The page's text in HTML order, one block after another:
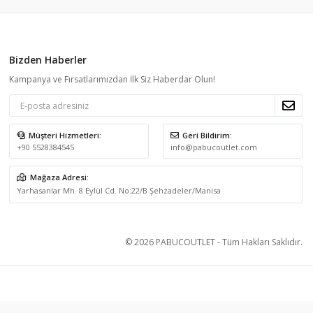
Bizden Haberler
Kampanya ve Fırsatlarımızdan İlk Siz Haberdar Olun!
Müşteri Hizmetleri:
+90 5528384545
Geri Bildirim:
info@pabucoutlet.com
Mağaza Adresi:
Yarhasanlar Mh. 8 Eylül Cd. No:22/B Şehzadeler/Manisa
© 2026 PABUCOUTLET - Tüm Hakları Saklıdır.